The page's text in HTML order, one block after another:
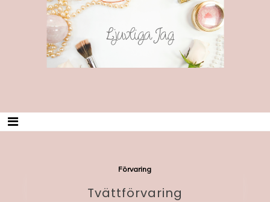
Ljuvliga Jag
Förvaring
Tvättförvaring